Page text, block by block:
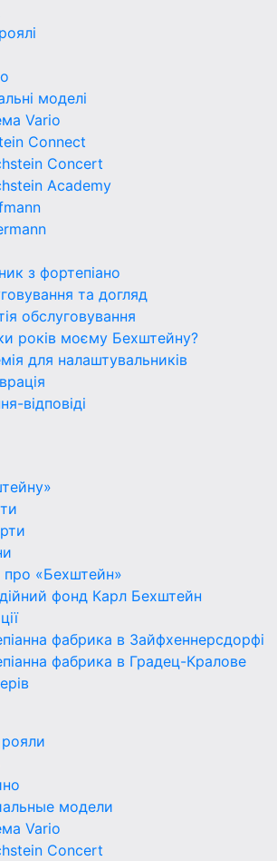
моделі
Vario
Connect
Concert
Academy
з фортепіано
та догляд
обслуговування
років моєму Бехштейну?
для налаштувальників
відповіді
про «Бехштейн»
фонд Карл Бехштейн
фабрика в Зайфхеннерсдорфi
фабрика в Градец-Кралове
модели
Vario
Concert